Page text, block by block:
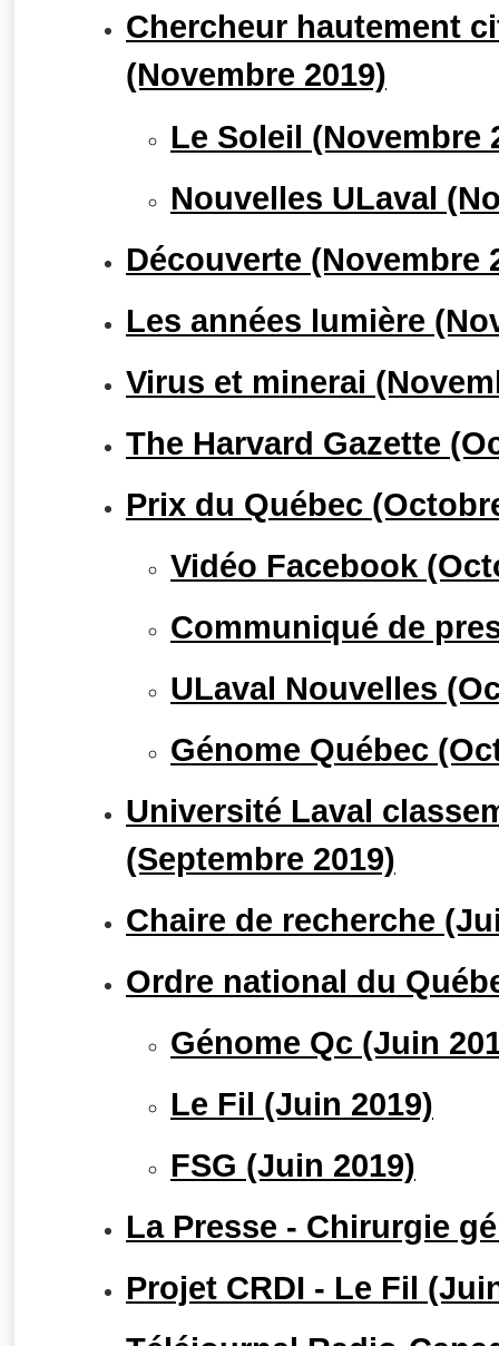
Chercheur hautement
(Novembre 2019)
Le Soleil (Novembre
Nouvelles ULaval
Découverte (Novembre
Les années lumière
Virus et minerai
The Harvard Gazette
Prix du Québec
Vidéo Facebook
Communiqué de
ULaval Nouvelles
Génome Québec
Université Laval
(Septembre 2019)
Chaire de recherche
Ordre national du
Génome Qc (Juin
Le Fil (Juin 2019)
FSG (Juin 2019)
La Presse - Chirurgie
Projet CRDI - Le Fil